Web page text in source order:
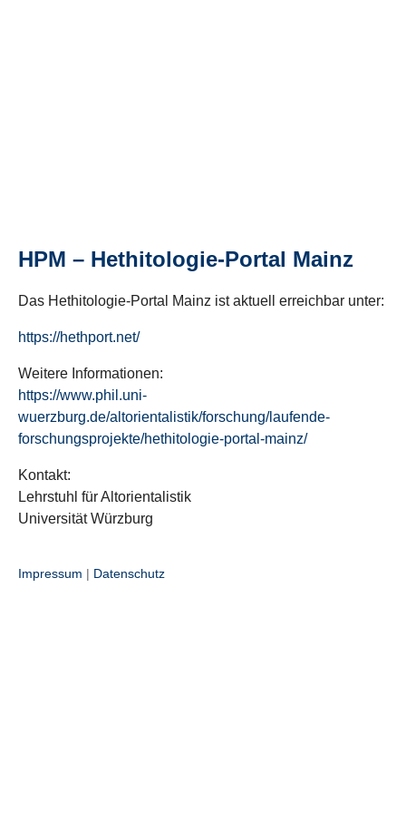
HPM – Hethitologie-Portal Mainz
Das Hethitologie-Portal Mainz ist aktuell erreichbar unter:
https://hethport.net/
Weitere Informationen:
https://www.phil.uni-
wuerzburg.de/altorientalistik/forschung/laufende-
forschungsprojekte/hethitologie-portal-mainz/
Kontakt:
Lehrstuhl für Altorientalistik
Universität Würzburg
Impressum | Datenschutz